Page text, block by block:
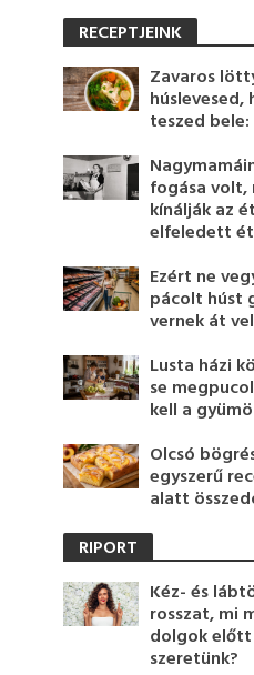
RECEPTJEINK
Zavaros
húslevesed,
teszed
fogása volt,
kínálják az
elfeledett
Ezért ne
pácolt húst
vernek át
Lusta házi
se
kell a
Olcsó
egyszerű
alatt
RIPORT
Kéz- és
rosszat, mi
dolgok
szeretünk?